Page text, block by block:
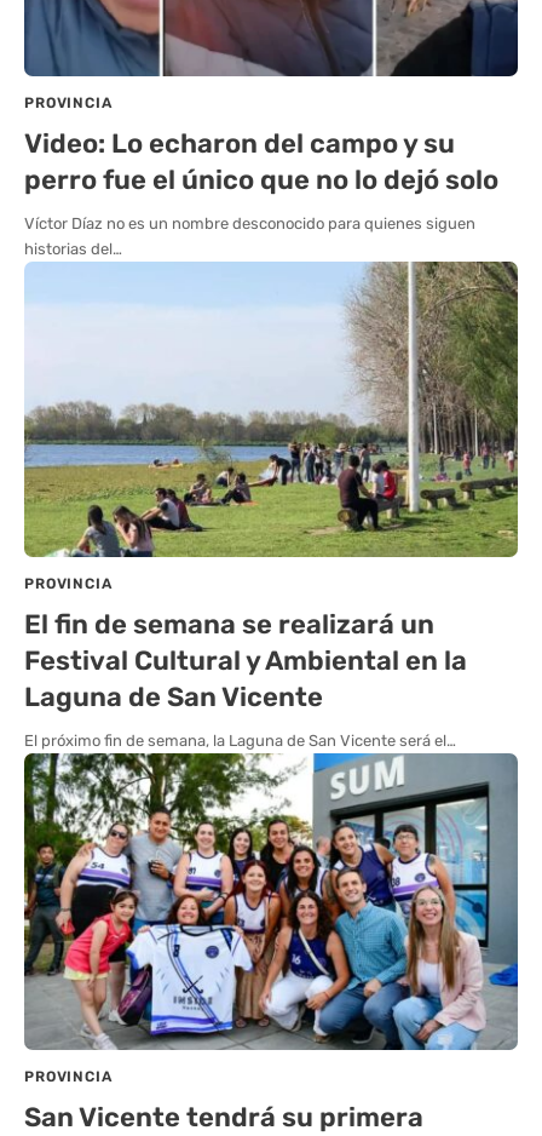
PROVINCIA
Video: Lo echaron del campo y su
perro fue el único que no lo dejó solo
Víctor Díaz no es un nombre desconocido para quienes siguen
historias del…
PROVINCIA
El fin de semana se realizará un
Festival Cultural y Ambiental en la
Laguna de San Vicente
El próximo fin de semana, la Laguna de San Vicente será el…
PROVINCIA
San Vicente tendrá su primera